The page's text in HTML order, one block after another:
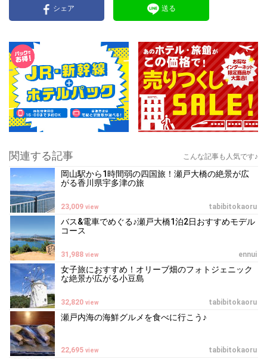
シェア 送る
関連する記事 こんな記事も人気です♪
岡山駅から1時間弱の四国旅！瀬戸大橋の絶景が広
がる香川県宇多津の旅
tabibitokaoru
23,009 view
バス&電車でめぐる♪瀬戸大橋1泊2日おすすめモデル
コース
ennui
31,988 view
女子旅におすすめ！オリーブ畑のフォトジェニック
な絶景が広がる小豆島
tabibitokaoru
32,820 view
瀬戸内海の海鮮グルメを食べに行こう♪
tabibitokaoru
22,695 view